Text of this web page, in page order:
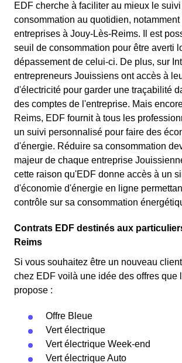
EDF cherche à faciliter au mieux le
consommation au quotidien, notamment
entreprises à Jouy-Lès-Reims. Il est
seuil de consommation pour être averti
dépassement de celui-ci. De plus, sur
entrepreneurs Jouissiens ont accès à
d'électricité pour garder une traçabilité
des comptes de l'entreprise. Mais
Reims, EDF fournit à tous les
un suivi personnalisé pour faire des
d'énergie. Réduire sa consommation
majeur de chaque entreprise
cette raison qu'EDF donne accès à un
d'économie d'énergie en ligne
contrôle sur sa consommation
Contrats EDF destinés aux
Reims
Si vous souhaitez être un nouveau
chez EDF voilà une idée des offres que
propose :
Offre Bleue
Vert électrique
Vert électrique Week-end
Vert électrique Auto